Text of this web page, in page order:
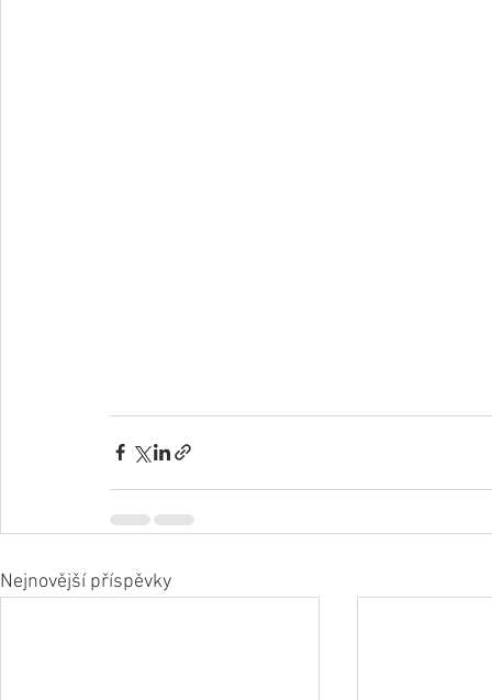
Nejnovější příspěvky